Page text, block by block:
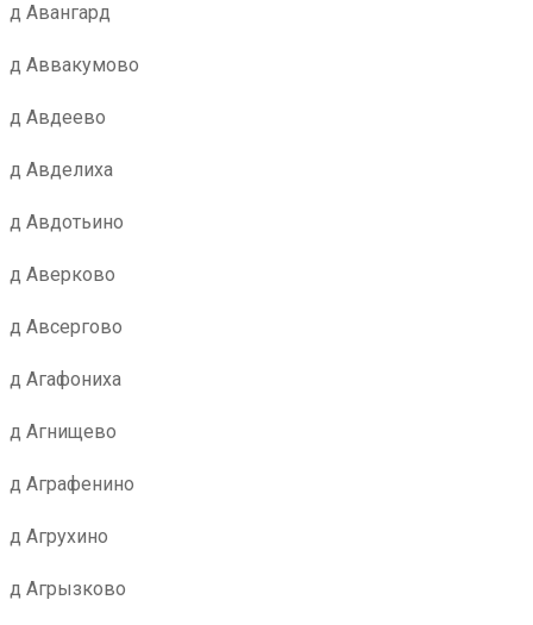
д Авангард
д Аввакумово
д Авдеево
д Авделиха
д Авдотьино
д Аверково
д Авсергово
д Агафониха
д Агнищево
д Аграфенино
д Агрухино
д Агрызково